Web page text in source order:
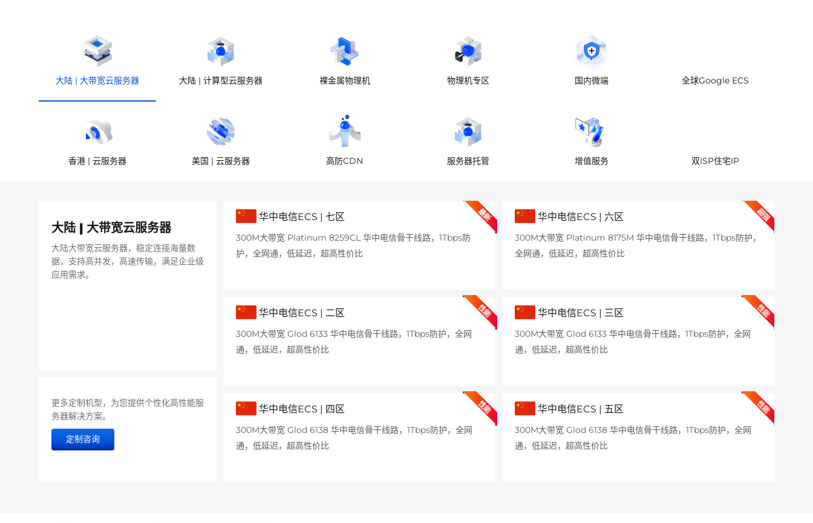
大陆 | 大带宽云服务器 大陆 | 计算型云服务器 裸金属物理机 物理机专区 国内微端 全球Google ECS
香港 | 云服务器 美国 | 云服务器 高防CDN 服务器托管 增值服务 双ISP住宅IP
大陆 | 大带宽云服务器
大陆大带宽云服务器，稳定连接海量数
据，支持高并发，高速传输，满足企业级
应用需求。
更多定制机型，为您提供个性化高性能服
务器解决方案。
定制咨询
最新
华中电信ECS | 七区
300M大带宽 Platinum 8259CL 华中电信骨干线路，1Tbps防
护，全网通，低延迟，超高性价比
超强
华中电信ECS | 六区
300M大带宽 Platinum 8175M 华中电信骨干线路，1Tbps防护，
全网通，低延迟，超高性价比
性能
华中电信ECS | 二区
300M大带宽 Glod 6133 华中电信骨干线路，1Tbps防护，全网
通，低延迟，超高性价比
性能
华中电信ECS | 三区
300M大带宽 Glod 6133 华中电信骨干线路，1Tbps防护，全网
通，低延迟，超高性价比
性能
华中电信ECS | 四区
300M大带宽 Glod 6138 华中电信骨干线路，1Tbps防护，全网
通，低延迟，超高性价比
性能
华中电信ECS | 五区
300M大带宽 Glod 6138 华中电信骨干线路，1Tbps防护，全网
通，低延迟，超高性价比